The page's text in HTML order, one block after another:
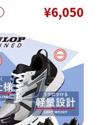
¥6,050